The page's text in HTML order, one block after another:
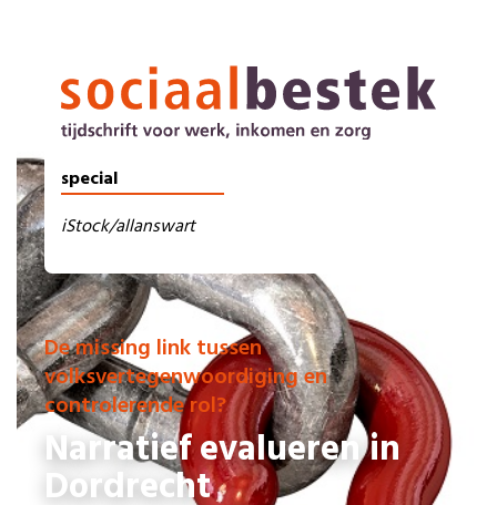
special
iStock/allanswart
De missing link tussen
volksvertegenwoordiging en
controlerende rol?
Narratief evalueren in
Dordrecht